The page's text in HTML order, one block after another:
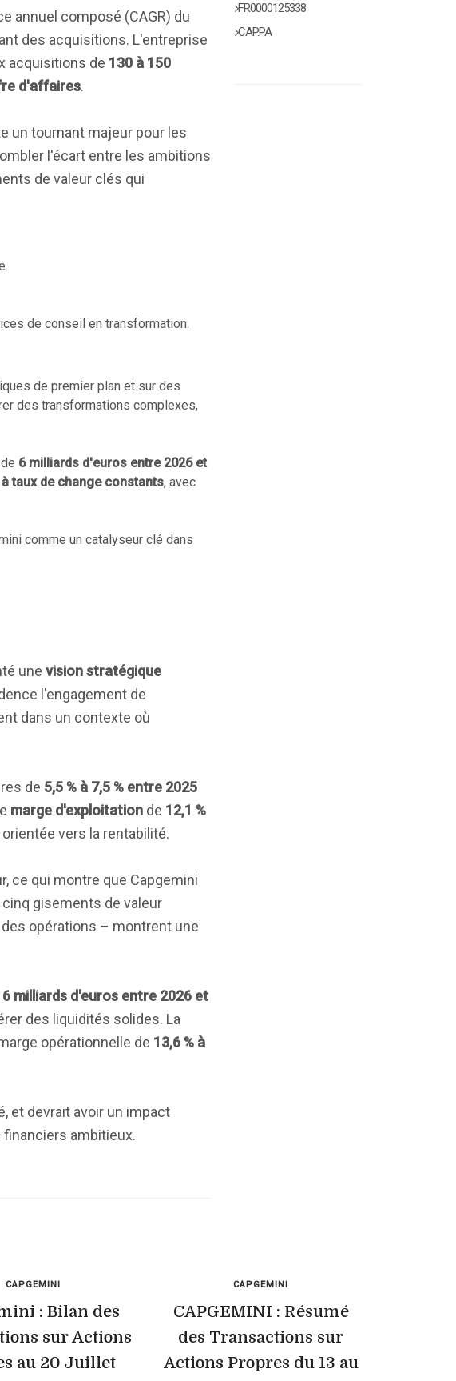
annuel composé (CAGR) du
des acquisitions. L'entreprise
acquisitions de 130 à 150
d'affaires.
un tournant majeur pour les
l'écart entre les ambitions
de valeur clés qui
de conseil en transformation.
de premier plan et sur des
des transformations complexes,
6 milliards d'euros entre 2026 et
à taux de change constants, avec
comme un catalyseur clé dans
une vision stratégique
l'engagement de
dans un contexte où
de 5,5 % à 7,5 % entre 2025
marge d'exploitation de 12,1 %
vers la rentabilité.
ce qui montre que Capgemini
gisements de valeur
opérations – montrent une
6 milliards d'euros entre 2026 et
des liquidités solides. La
opérationnelle de 13,6 % à
et devrait avoir un impact
ambitieux.
FR0000125338
CAP.PA
CAPGEMINI
: Bilan des
sur Actions
au 20 Juillet
CAPGEMINI
CAPGEMINI : Résumé
des Transactions sur
Actions Propres du 13 au